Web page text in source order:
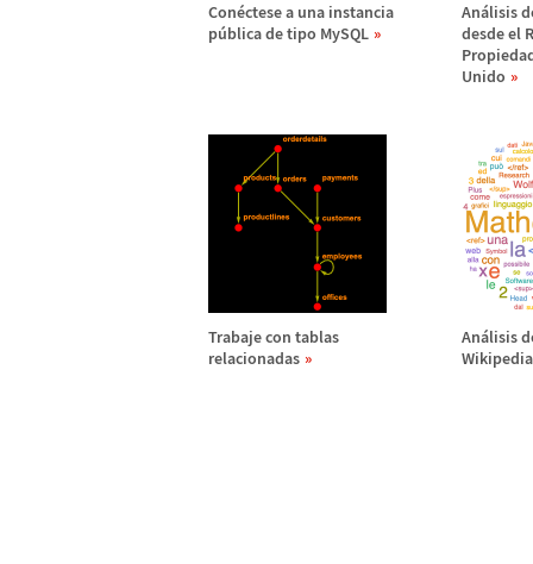
Conéctese a una instancia
pública de tipo MySQL
Análisis
desde el
Unido
Trabaje con tablas
relacionadas
Análisis
Wikipedia